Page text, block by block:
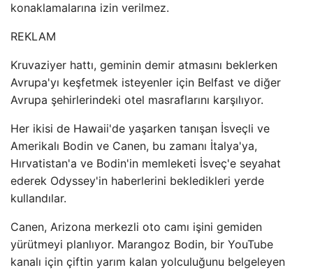
konaklamalarına izin verilmez.
REKLAM
Kruvaziyer hattı, geminin demir atmasını beklerken
Avrupa'yı keşfetmek isteyenler için Belfast ve diğer
Avrupa şehirlerindeki otel masraflarını karşılıyor.
Her ikisi de Hawaii'de yaşarken tanışan İsveçli ve
Amerikalı Bodin ve Canen, bu zamanı İtalya'ya,
Hırvatistan'a ve Bodin'in memleketi İsveç'e seyahat
ederek Odyssey'in haberlerini bekledikleri yerde
kullandılar.
Canen, Arizona merkezli oto camı işini gemiden
yürütmeyi planlıyor. Marangoz Bodin, bir YouTube
kanalı için çiftin yarım kalan yolculuğunu belgeleyen